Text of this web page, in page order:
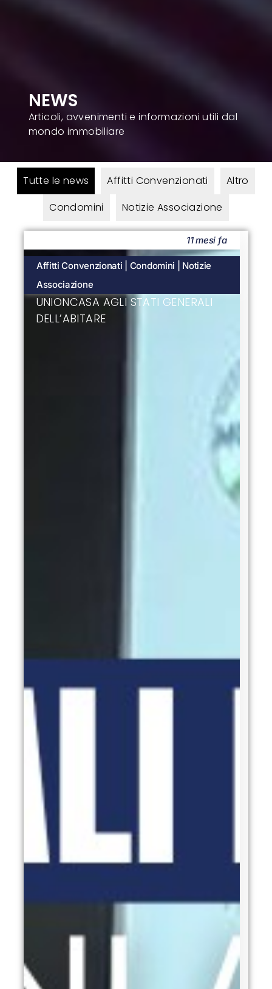
NEWS
Articoli, avvenimenti e informazioni utili dal
mondo immobiliare
Tutte le news Affitti Convenzionati
Altro
Condomini
Notizie Associazione
11 mesi fa
Affitti Convenzionati Condomini
Notizie
Associazione
UNIONCASA AGLI STATI GENERALI
DELL’ABITARE